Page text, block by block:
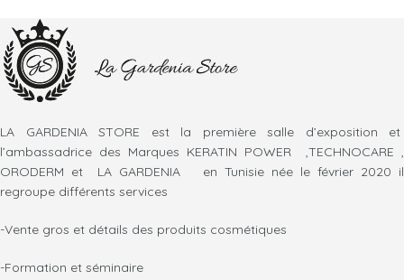
LA GARDENIA STORE est la première salle d’exposition et
l’ambassadrice des Marques KERATIN POWER ,TECHNOCARE ,
ORODERM et LA GARDENIA en Tunisie née le février 2020 il
regroupe différents services
-Vente gros et détails des produits cosmétiques
-Formation et séminaire